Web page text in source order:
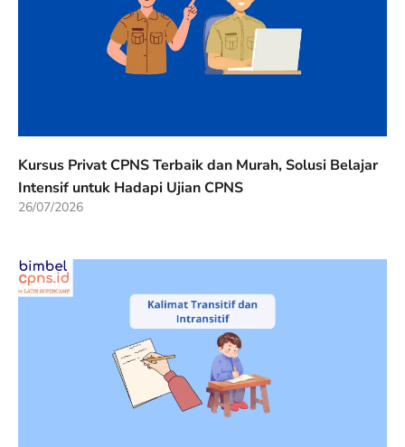
Kursus Privat CPNS Terbaik dan Murah, Solusi Belajar
Intensif untuk Hadapi Ujian CPNS
26/07/2026